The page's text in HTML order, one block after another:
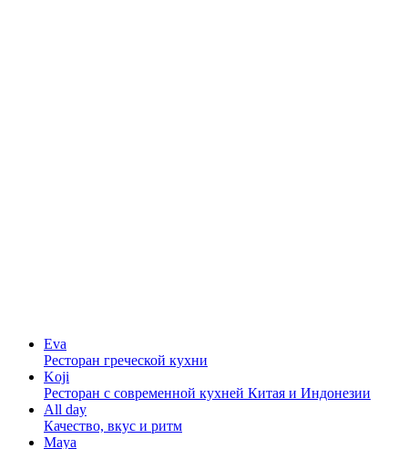
Eva
Ресторан греческой кухни
Koji
Ресторан с cовременной кухней Китая и Индонезии
All day
Качество, вкус и ритм
Maya